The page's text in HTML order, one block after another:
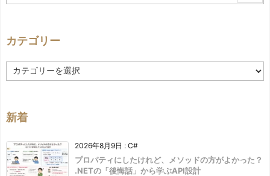
8.
プ
ロ
ク
ト
完
成
カテゴリー
テ
ー
新着
2026年8月9日 : C#
プロパティにしたけれど、メソッドの方がよかった？
.NETの「後悔話」から学ぶAPI設計